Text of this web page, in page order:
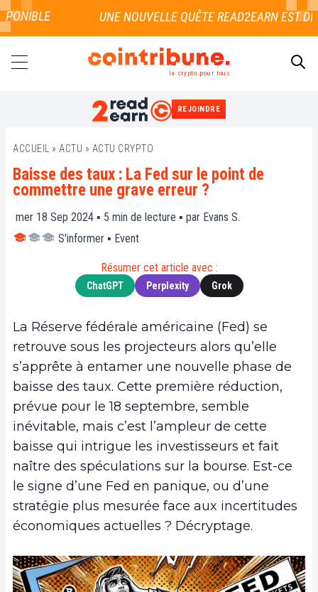
la crypto pour tous
REJOINDRE
ACCUEIL » ACTU » ACTU CRYPTO
Baisse des taux : La Fed sur le point de
commettre une grave erreur ?
mer 18 Sep 2024 ▪ 5 min de lecture ▪ par Evans S.
S'informer ▪ Event
Résumer cet article avec :
ChatGPT Perplexity Grok
La Réserve fédérale américaine (Fed) se
retrouve sous les projecteurs alors qu’elle
s’apprête à entamer une nouvelle phase de
baisse des taux. Cette première réduction,
prévue pour le 18 septembre, semble
inévitable, mais c’est l’ampleur de cette
baisse qui intrigue les investisseurs et fait
naître des spéculations sur la bourse. Est-ce
le signe d’une Fed en panique, ou d’une
stratégie plus mesurée face aux incertitudes
économiques actuelles ? Décryptage.